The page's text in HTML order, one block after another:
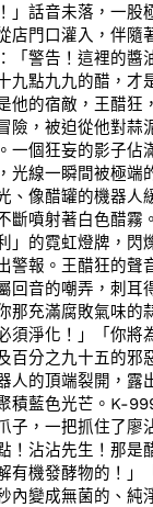
」話音未落，一股
店門口灌入，伴隨
「警告！這裡的醬
九點九九的醋，才
他的宿敵，王醋狂
險，被迫從他對蒜
一個狂妄的影子佔
光線一瞬間被極端
、像醋罐的機器人
斷噴射著白色醋霧
」的霓虹燈牌，閃
警報。王醋狂的聲
回音的嘲弄，刺耳
那充滿腐敗氣味的
須淨化！」「你將
百分之九十五的邪
人的頂端裂開，露
積藍色光芒。K-
子，一把抓住了廖
！沾沾先生！那是
有機發酵物的！」
內變成無菌的、純